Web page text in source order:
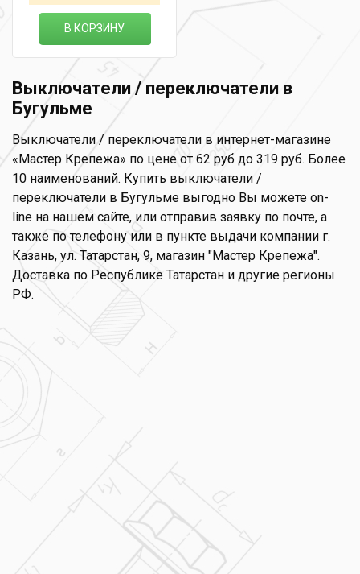
В КОРЗИНУ
Выключатели / переключатели в
Бугульме
Выключатели / переключатели в интернет-магазине
«Мастер Крепежа» по цене от 62 руб до 319 руб. Более
10 наименований. Купить выключатели /
переключатели в Бугульме выгодно Вы можете on-
line на нашем сайте, или отправив заявку по почте, а
также по телефону или в пункте выдачи компании г.
Казань, ул. Татарстан, 9, магазин "Мастер Крепежа".
Доставка по Республике Татарстан и другие регионы
РФ.